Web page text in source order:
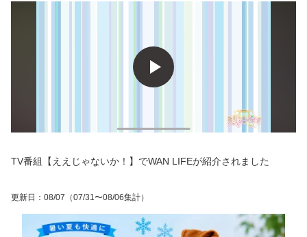
TV番組【ええじゃないか！】でWAN LIFEが紹介されました
更新日 ： 08/07 （07/31〜08/06集計）